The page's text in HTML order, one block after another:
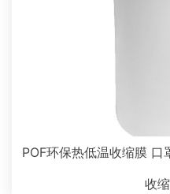
POF环保热低温收缩膜
收